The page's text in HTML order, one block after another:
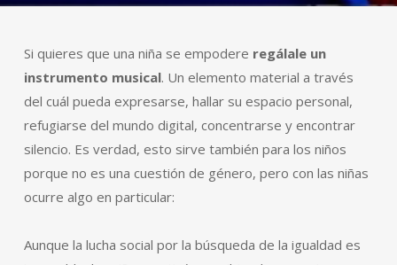
Si quieres que una niña se empodere regálale un
instrumento musical. Un elemento material a través
del cuál pueda expresarse, hallar su espacio personal,
refugiarse del mundo digital, concentrarse y encontrar
silencio. Es verdad, esto sirve también para los niños
porque no es una cuestión de género, pero con las niñas
ocurre algo en particular:
Aunque la lucha social por la búsqueda de la igualdad es